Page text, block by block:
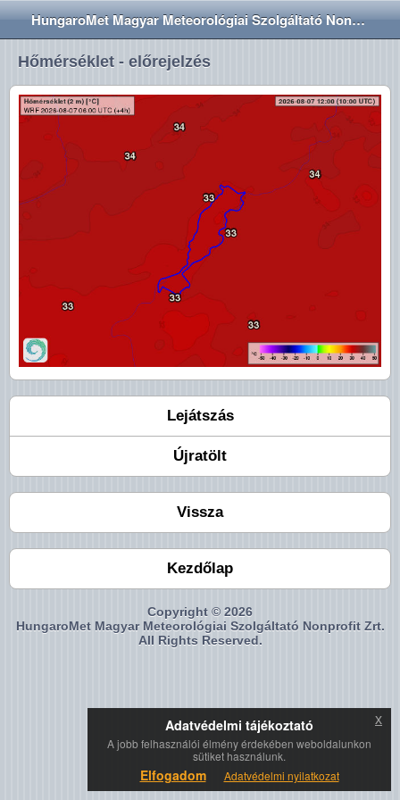
HungaroMet Magyar Meteorológiai Szolgáltató Nonprofit Zrt.
Hőmérséklet - előrejelzés
Lejátszás
Újratölt
Vissza
Kezdőlap
Copyright © 2026
HungaroMet Magyar Meteorológiai Szolgáltató Nonprofit Zrt.
All Rights Reserved.
Adatvédelmi tájékoztató
A jobb felhasználói élmény érdekében weboldalunkon
sütiket használunk.
Elfogadom Adatvédelmi nyilatkozat
x